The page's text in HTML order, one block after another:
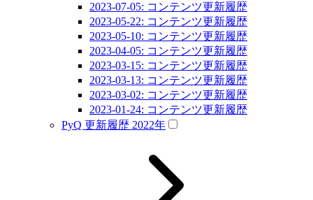
2023-07-05: コンテンツ更新履歴
2023-05-22: コンテンツ更新履歴
2023-05-10: コンテンツ更新履歴
2023-04-05: コンテンツ更新履歴
2023-03-15: コンテンツ更新履歴
2023-03-13: コンテンツ更新履歴
2023-03-02: コンテンツ更新履歴
2023-01-24: コンテンツ更新履歴
PyQ 更新履歴 2022年